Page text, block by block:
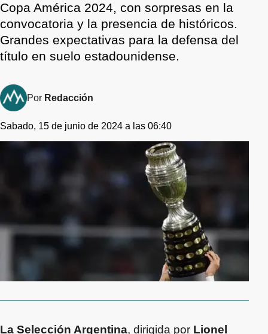
Copa América 2024, con sorpresas en la
convocatoria y la presencia de históricos.
Grandes expectativas para la defensa del
título en suelo estadounidense.
Por Redacción
Sabado, 15 de junio de 2024 a las 06:40
La Selección Argentina, dirigida por Lionel